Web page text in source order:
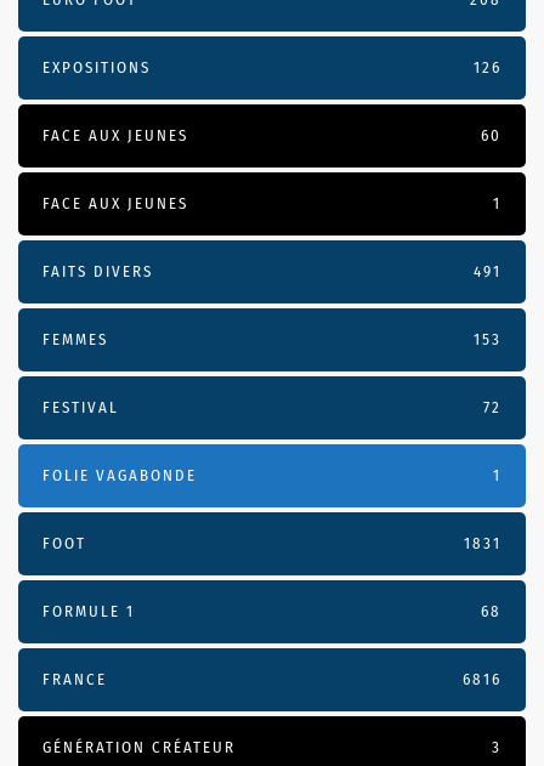
EXPOSITIONS 126
FACE AUX JEUNES 60
FACE AUX JEUNES 1
FAITS DIVERS 491
FEMMES 153
FESTIVAL 72
FOLIE VAGABONDE 1
FOOT 1831
FORMULE 1 68
FRANCE 6816
GÉNÉRATION CRÉATEUR 3